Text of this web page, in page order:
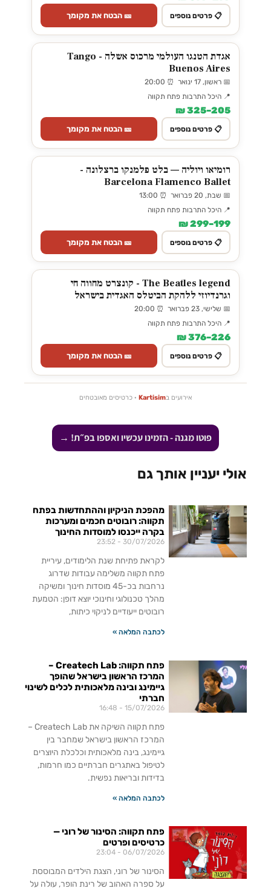
📋 פרטים נוספים 🎫 הבטח את מקומך
אגדת הטנגו העולמי מרכוס אשלה - Tango
Buenos Aires
📅 ראשון, 17 ינואר ⏰ 20:00
📍 היכל התרבות פתח תקווה
205–325 ₪
📋 פרטים נוספים 🎫 הבטח את מקומך
רומיאו ויוליה — בלט פלמנקו ברצלונה -
Barcelona Flamenco Ballet
📅 שבת, 20 פברואר ⏰ 13:00
📍 היכל התרבות פתח תקווה
199–299 ₪
📋 פרטים נוספים 🎫 הבטח את מקומך
The Beatles legend - קונצרט מחווה חי
וגרנדיוזי ללהקת הביטלס האגדית בישראל
📅 שלישי, 23 פברואר ⏰ 20:00
📍 היכל התרבות פתח תקווה
226–376 ₪
📋 פרטים נוספים 🎫 הבטח את מקומך
אירועים בKartisim · כרטיסים מאובטחים
פוטו מגנה - הזמינו עכשיו ואספו בפ״ת! →
אולי יעניין אותך גם
מהפכת הניקיון וההתחדשות בפתח
תקווה: רובוטים חכמים ומערכות
בקרה ייכנסו למוסדות החינוך
30/07/2026
לקראת פתיחת שנת הלימודים, עיריית
פתח תקווה משלימה עבודות שדרוג
נרחבות בכ-45 מוסדות חינוך ומשיקה
מהלך טכנולוגי וחינוכי יוצא דופן: הטמעת
רובוטים ייעודיים לניקוי כיתות,
לכתבה המלאה »
פתח תקווה: Createch Lab –
המרכז הראשון בישראל שהופך
גיימינג ובינה מלאכותית לכלים לשינוי
חברתי
15/07/2026
פתח תקווה השיקה את Createch Lab –
המרכז הראשון בישראל שמחבר בין
גיימינג, בינה מלאכותית וכלכלת היוצרים
לטיפול באתגרים חברתיים כמו חרמות,
בדידות ובריאות נפשית.
לכתבה המלאה »
פתח תקווה: הסינור של רוני —
כרטיסים ופרטים
06/07/2026
הסינור של רוני, הצגת הילדים המבוססת
על ספרה האהוב של רינת הופר, עולה על